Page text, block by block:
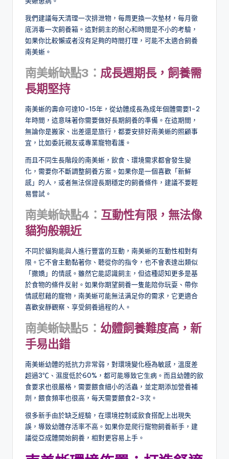
我們建議每天清理一次排泄物，每周更換一次墊材，每月徹
底消毒一次飼養箱。這對飼主的耐心和時間是不小的考驗，
如果你比較懶或者沒有足夠的時間打理，可能不太適合飼養
南美蜥。
南美蜥缺點3 ： 成長週期長，飼養需
長期堅持
南美蜥的壽命可達10-15年，從幼體成長為成年個體需要1-2
年時間，這意味著你需要做好長期飼養的準備。在這期間，
無論你是搬家、出差還是旅行，都要安排好南美蜥的照顧事
宜，比如委託親友或專業寵物看護。
而且不同生長階段的南美蜥，飲食、環境需求都會發生變
化，需要你不斷調整飼養方案。如果你是一個喜歡「新鮮
感」的人，或者無法保證長期穩定的飼養條件，建議不要輕
易嘗試。
南美蜥缺點4 ： 互動性有限，無法像
貓狗般親近
不同於貓狗能與人進行豐富的互動，南美蜥的互動性相對有
限。它不會主動黏著你、聽從你的指令，也不會表達出類似
「撒嬌」的情感。雖然它能認識飼主，但這種認知更多是基
於食物的條件反射。如果你期望飼養一隻能陪你玩耍、帶你
情感慰藉的寵物，南美蜥可能無法满足你的需求，它更適合
喜歡安靜觀察、享受飼養過程的人。
南美蜥缺點5 ： 幼體飼養難度高，新
手易出錯
南美蜥幼體的抵抗力非常弱，對環境變化極為敏感，溫度差
超過3℃、濕度低於60%，都可能導致它生病。而且幼體的飲
食要求也很嚴格，需要餵食細小的活蟲，並定期添加營養補
劑，餵食頻率也很高，每天需要餵食2-3次。
很多新手由於缺乏經驗，在環境控制或飲食搭配上出現失
誤，導致幼體存活率不高。如果你是爬行寵物飼養新手，建
議從亞成體開始飼養，相對更容易上手。